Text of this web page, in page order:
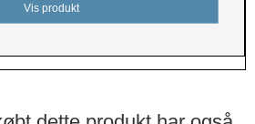
Vis produkt